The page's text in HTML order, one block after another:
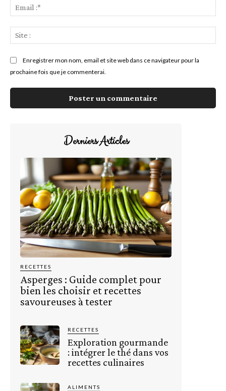
:*
:
Enregistrer mon nom, email et site web dans ce navigateur pour la
prochaine fois que je commenterai.
Derniers Articles
RECETTES
Asperges : Guide complet pour
bien les choisir et recettes
savoureuses à tester
RECETTES
Exploration gourmande
: intégrer le thé dans vos
recettes culinaires
ALIMENTS